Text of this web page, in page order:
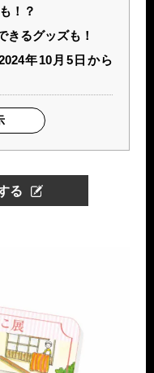
！？
きるグッズも！
年10月5日から
る